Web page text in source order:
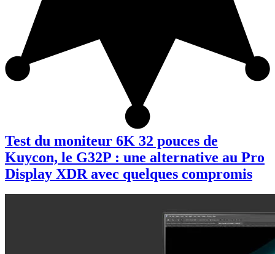
Test du moniteur 6K 32 pouces de
Kuycon, le G32P : une alternative au Pro
Display XDR avec quelques compromis